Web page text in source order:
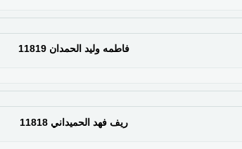
فاطمه وليد الحمدان 11819
ريف فهد الحميداني 11818